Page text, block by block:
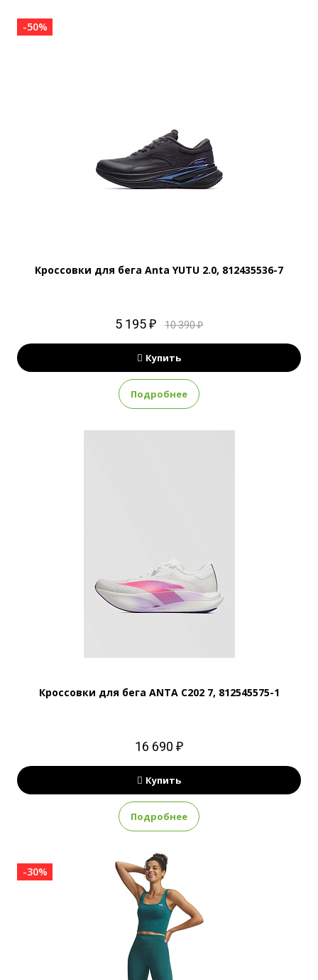
-50%
Кроссовки для бега Anta YUTU 2.0, 812435536-7
5 195 ₽ 10 390 ₽
Купить
Подробнее
Кроссовки для бега ANTA C202 7, 812545575-1
16 690 ₽
Купить
Подробнее
-30%